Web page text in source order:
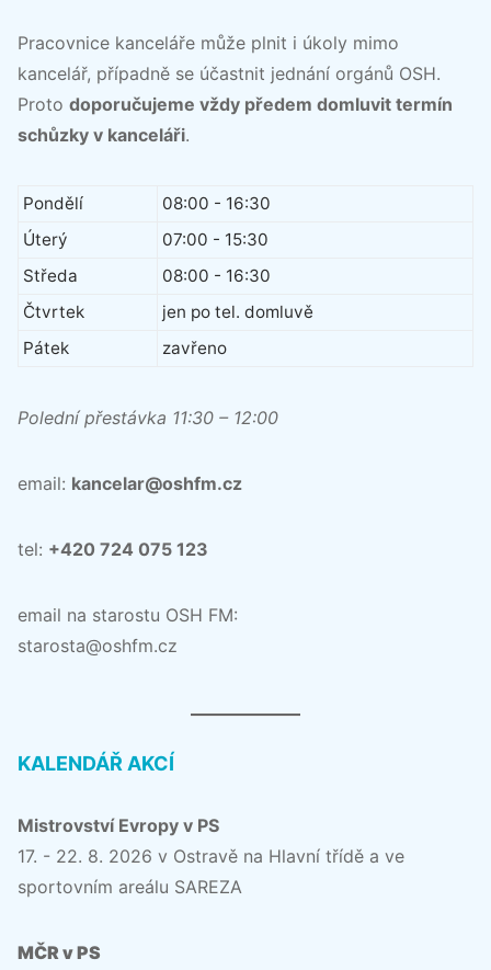
Pracovnice kanceláře může plnit i úkoly mimo
kancelář, případně se účastnit jednání orgánů OSH.
Proto doporučujeme vždy předem domluvit termín
schůzky v kanceláři.
Pondělí
08:00 - 16:30
Úterý
07:00 - 15:30
Středa
08:00 - 16:30
Čtvrtek
jen po tel. domluvě
Pátek
zavřeno
Polední přestávka 11:30 – 12:00
email: kancelar@oshfm.cz
tel: +420 724 075 123
email na starostu OSH FM:
starosta@oshfm.cz
KALENDÁŘ AKCÍ
Mistrovství Evropy v PS
17. - 22. 8. 2026 v Ostravě na Hlavní třídě a ve
sportovním areálu SAREZA
MČR v PS